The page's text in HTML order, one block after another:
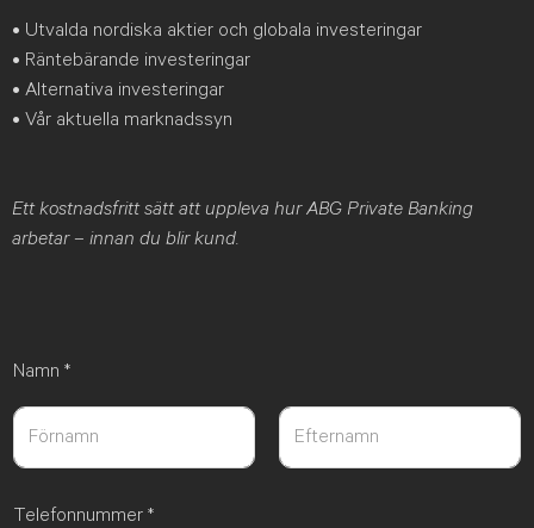
• Utvalda nordiska aktier och globala investeringar
• Räntebärande investeringar
• Alternativa investeringar
• Vår aktuella marknadssyn
Ett kostnadsfritt sätt att uppleva hur ABG Private Banking
arbetar – innan du blir kund.
Namn *
Telefonnummer *